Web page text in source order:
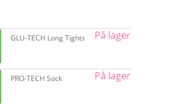
Dette
har
flere
GLU-TECH Long Tights På lager
Dette
har
PRO-TECH Sock På lager